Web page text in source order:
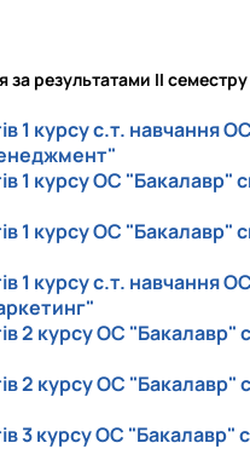
за результатами II семестру
1 курсу с.т. навчання
1 курсу ОС "Бакалавр"
1 курсу ОС "Бакалавр"
1 курсу с.т. навчання
2 курсу ОС "Бакалавр" с
2 курсу ОС "Бакалавр" с
3 курсу ОС "Бакалавр" с